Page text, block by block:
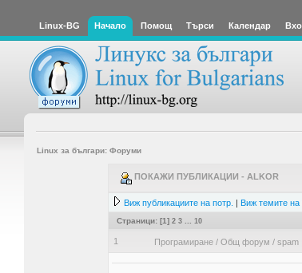
Linux-BG Начало Помощ Търси Календар
Linux за българи: Форуми
ПОКАЖИ ПУБЛИКАЦИИ - ALKOR
Виж публикациите на потр. | Виж темите на
Страници: [1] 2 3 10
1 Програмиране / Общ форум / spam